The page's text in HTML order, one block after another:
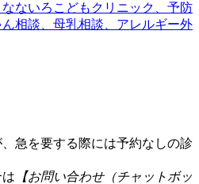
急を要する際には予約なしの診
【お問い合わせ（チャットボッ